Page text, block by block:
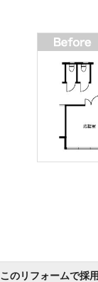
このリフォームで採